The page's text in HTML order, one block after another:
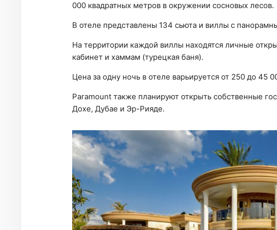
000 квадратных метров в окружении сосновых лесов.
В отеле представлены 134 сьюта и виллы с
На территории каждой виллы находятся личные
кабинет и хаммам (турецкая баня).
Цена за одну ночь в отеле варьируется от 250 до 45
Paramount также планируют открыть собственные
Дохе, Дубае и Эр-Рияде.